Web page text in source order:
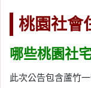
桃園社會
哪些桃園社
此次公告包含蘆竹